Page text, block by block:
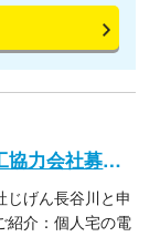
【全国】ホームセンター様からの施工協力会社募集！
じげん長谷川と申
紹介：個人宅の電